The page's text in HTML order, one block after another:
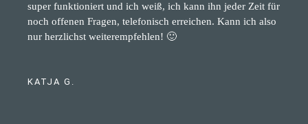
super funktioniert und ich weiß, ich kann ihn jeder Zeit für
noch offenen Fragen, telefonisch erreichen. Kann ich also
nur herzlichst weiterempfehlen! 🙂
KATJA G.